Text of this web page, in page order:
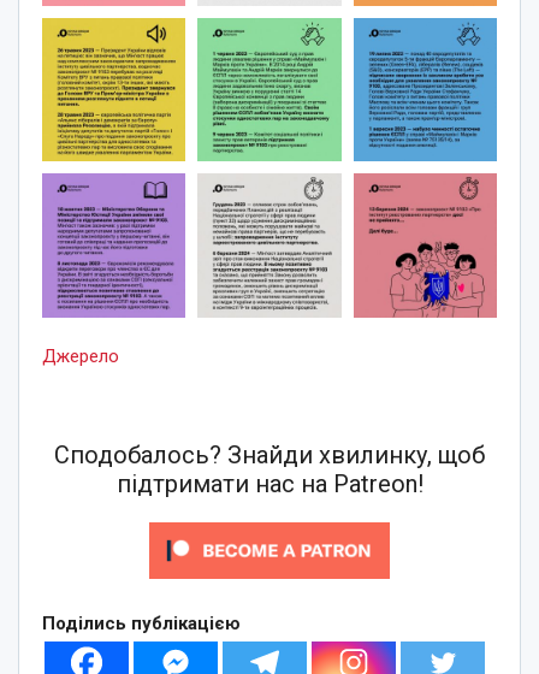
Джерело
Сподобалось? Знайди хвилинку, щоб
підтримати нас на Patreon!
Поділись публікацією